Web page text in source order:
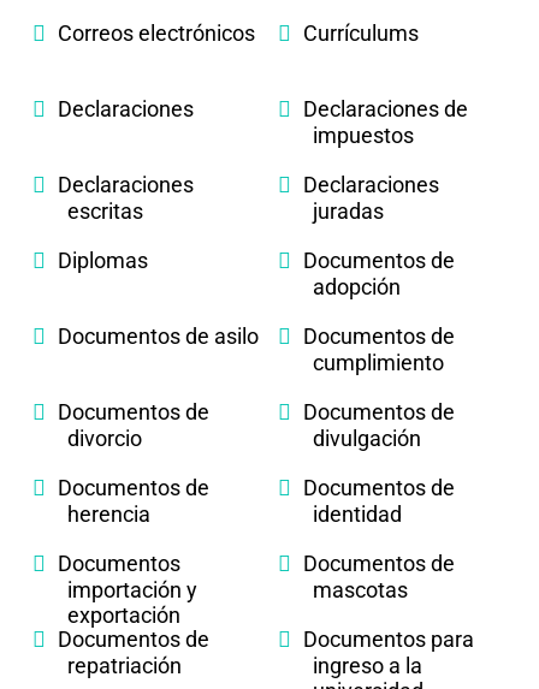
Correos electrónicos
Currículums
Declaraciones
Declaraciones de
impuestos
Declaraciones
escritas
Declaraciones
juradas
Diplomas
Documentos de
adopción
Documentos de asilo
Documentos de
cumplimiento
Documentos de
divorcio
Documentos de
divulgación
Documentos de
herencia
Documentos de
identidad
Documentos
importación y
exportación
Documentos de
mascotas
Documentos de
repatriación
Documentos para
ingreso a la